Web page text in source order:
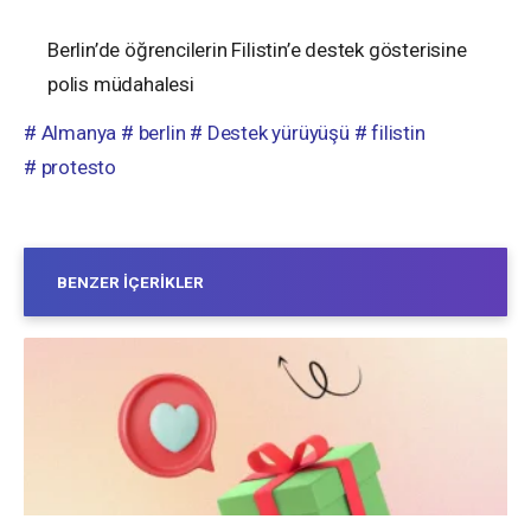
Berlin’de öğrencilerin Filistin’e destek gösterisine
polis müdahalesi
# Almanya # berlin # Destek yürüyüşü # filistin
# protesto
BENZER İÇERIKLER